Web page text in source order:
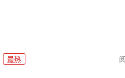
最热